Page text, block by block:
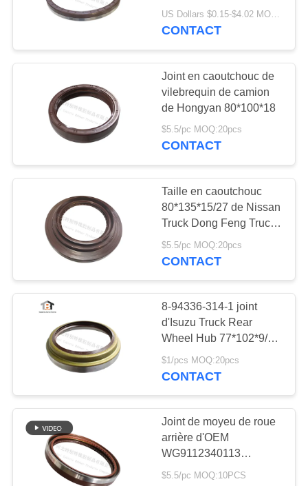
Hande Axle
185x210x22mm
US Dollars $0.15-$4.02 MOQ:50 PCs
CONTACT
Joint en caoutchouc de
vilebrequin de camion
de Hongyan 80*100*18
$5.5/pc MOQ:20pcs
CONTACT
Taille en caoutchouc
80*135*15/27 de Nissan
Truck Dong Feng Truck
de joint d'OEM
AE7943E
$5.5/pc MOQ:20pcs
CONTACT
8-94336-314-1 joint
d'Isuzu Truck Rear
Wheel Hub 77*102*9/19
OEM8-94336-314-0
$1/pcs MOQ:20pcs
CONTACT
Joint de moyeu de roue
arrière d'OEM
WG9112340113
190*220*30 pour de
$5.5/pc MOQ:10PCS